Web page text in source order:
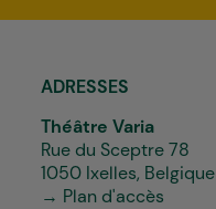
ADRESSES
Théâtre Varia
Rue du Sceptre 78
1050 Ixelles, Belgique
→ Plan d'accès